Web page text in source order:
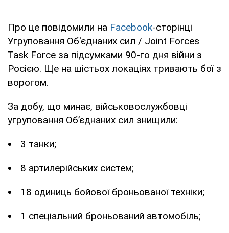
Про це повідомили на Facebook-сторінці
Угруповання Об'єднаних сил / Joint Forces
Task Force за підсумками 90-го дня війни з
Росією. Ще на шістьох локаціях тривають бої з
ворогом.
За добу, що минає, військовослужбовці
угруповання Об’єднаних сил знищили:
3 танки;
8 артилерійських систем;
18 одиниць бойової броньованої техніки;
1 спеціальний броньований автомобіль;